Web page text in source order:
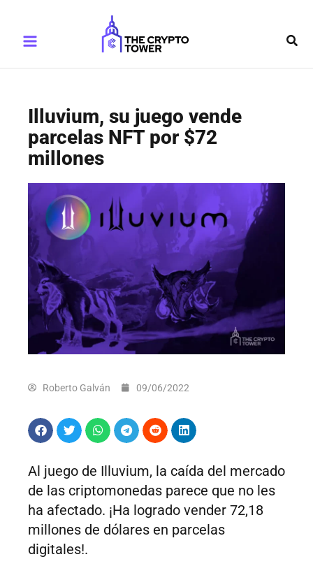
contenido
Menu
Illuvium, su juego vende
parcelas NFT por $72
millones
Roberto Galván 09/06/2022
Al juego de Illuvium, la caída del mercado
de las criptomonedas parece que no les
ha afectado. ¡Ha logrado vender 72,18
millones de dólares en parcelas
digitales!.